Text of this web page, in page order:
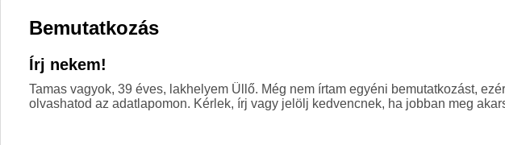
Bemutatkozás
Írj nekem!
Tamas vagyok, 39 éves, lakhelyem Üllő. Még nem írtam egyéni bemutatkozást,
olvashatod az adatlapomon. Kérlek, írj vagy jelölj kedvencnek, ha jobban meg akarsz